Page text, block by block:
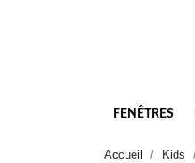
FENÊTRES
Accueil Kids